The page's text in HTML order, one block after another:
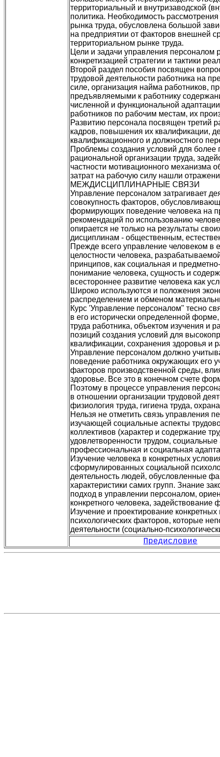
территориальный и внутризаводской
политика. Необходимость
рынка труда, обусловлена большой
на предприятии от факторов внешней
территориальном рынке труда.
Цели и задачи управления персоналом
конкретизацией стратегии и тактики
Второй раздел пособия посвящен
трудовой деятельности работника на
силе, организация найма работников,
предъявляемыми к работнику
численной и функциональной
работников по рабочим местам, их
Развитию персонала посвящен третий
кадров, повышения их квалификации,
квалификационного и должностного
Проблемы создания условий для более
рациональной организации труда,
частности мотивационного механизма
затрат на рабочую силу нашли
МЕЖДИСЦИПЛИНАРНЫЕ СВЯЗИ
Управление персоналом затрагивает
совокупность факторов,
формирующих поведение человека на
рекомендаций по использованию
опирается не только на результаты
дисциплинам - общественным,
Прежде всего управление человеком в
целостности человека,
принципов, как социальная и
понимание человека, сущность и
всестороннее развитие человека как
Широко используются и положения
распределением и обменом
Курс 'Управление персоналом" тесно
в его исторически определенной
труда работника, объектом изучения и
позиций создания условий для
квалификации, сохранения здоровья и
Управление персоналом должно
поведение работника окружающих его
факторов производственной среды,
здоровье. Все это в конечном счете
Поэтому в процессе управления
в отношении организации трудовой
физиология труда, гигиена труда,
Нельзя не отметить связь управления
изучающей социальные аспекты
коллективов (характер и содержание
удовлетворенности трудом, социальные
профессиональная и социальная
Изучение человека в конкретных
сформулированных социальной
деятельность людей, обусловленные
характеристики самих групп. Знание
подход в управлении персоналом,
конкретного человека,
Изучение и проектирование
психологических факторов, которые
деятельности (социально-
Предисловие